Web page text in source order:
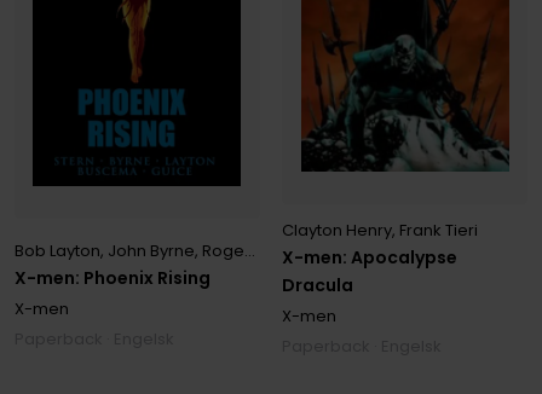
X-men: Phoenix Rising
Bob Layton, John Byrne, Roger Stern
X-men
X-men: Apocalypse
Dracula
Clayton Henry, Frank Tieri
X-men